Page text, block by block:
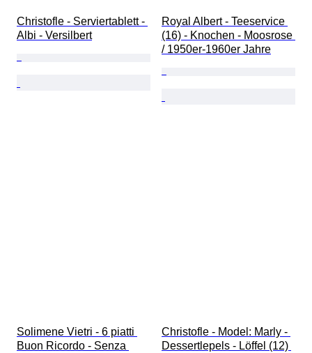
Christofle - Serviertablett -
Albi - Versilbert
Royal Albert - Teeservice
(16) - Knochen - Moosrose
/ 1950er-1960er Jahre
Solimene Vietri - 6 piatti
Buon Ricordo - Senza
Christofle - Model: Marly -
Dessertlepels - Löffel (12)